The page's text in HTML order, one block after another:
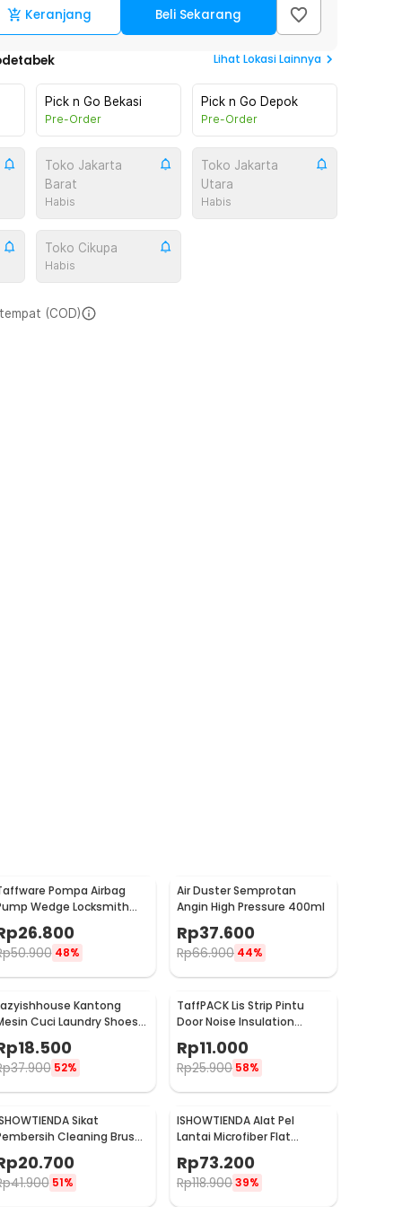
Keranjang Beli Sekarang
Lihat Lokasi Lainnya
Pick n Go Bekasi
Pre-Order
Pick n Go Depok
Pre-Order
Toko Jakarta
Barat
Habis
Toko Jakarta
Utara
Habis
Toko Cikupa
Habis
(COD)
Pompa Airbag
Wedge Locksmith
Tools Size L
26.800
50.900 48%
Air Duster Semprotan
Angin High Pressure 400ml
Rp37.600
Rp66.900 44%
Kantong
Cuci Laundry Shoes
Washing Mesh Bag - 62319
18.500
37.900 52%
TaffPACK Lis Strip Pintu
Door Noise Insulation
Sealing Tape 5Mx3cm - B35
Rp11.000
Rp25.900 58%
Sikat
Cleaning Brush
Dispenser Sabun Air -
20.700
41.900 51%
ISHOWTIENDA Alat Pel
Lantai Microfiber Flat
Flexible Head with Bucket -
FMI60
Rp73.200
Rp118.90039%